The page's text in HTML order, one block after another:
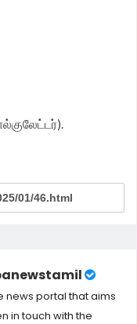
news portal that aims
in touch with the